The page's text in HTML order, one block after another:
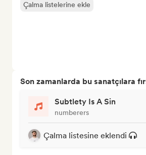
Çalma listelerine ekle
Son zamanlarda bu sanatçılara
Subtlety Is A Sin
numberers
Çalma listesine eklendi